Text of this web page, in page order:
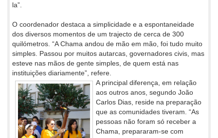
la”.
O coordenador destaca a simplicidade e a espontaneidade
dos diversos momentos de um trajecto de cerca de 300
quilómetros. “A Chama andou de mão em mão, foi tudo muito
simples. Passou por muitos autarcas, governadores civis, mas
esteve nas mãos de gente simples, de quem está nas
instituições diariamente”, refere.
A principal diferença, em relação
aos outros anos, segundo João
Carlos Dias, reside na preparação
que as comunidades tiveram. “As
pessoas não foram só receber a
Chama, prepararam-se com